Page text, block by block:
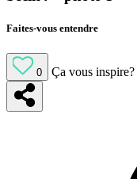
Faites-vous entendre
0 Ça vous inspire?